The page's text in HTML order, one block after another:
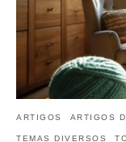
ARTIGOS ARTIGOS
TEMAS DIVERSOS